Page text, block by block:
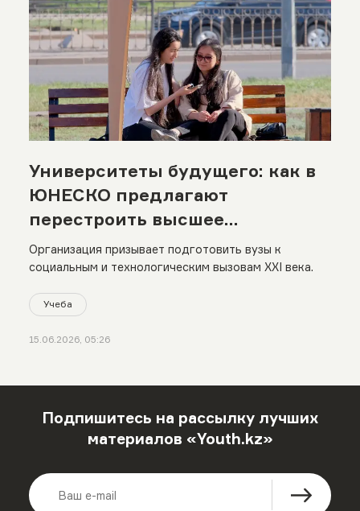
Университеты будущего: как в
ЮНЕСКО предлагают
перестроить высшее
образование
Организация призывает подготовить вузы к
социальным и технологическим вызовам XXI века.
Учеба
15.06.2026, 05:26
Подпишитесь на рассылку лучших
материалов «Youth.kz»